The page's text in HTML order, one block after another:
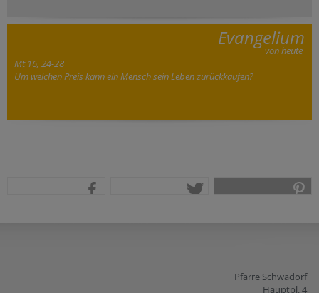
Evangelium
von heute
Mt 16, 24-28
Um welchen Preis kann ein Mensch sein Leben zurückkaufen?
Pfarre Schwadorf
Hauptpl. 4